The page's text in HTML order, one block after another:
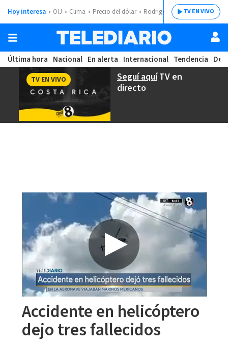
Hoy interesa OIJ Clima Precio del dólar Rodrigo ChavesTV EN VIVO
Última hora Nacional En alerta Internacional Tendencia
Seguí aquíTV en
directo
TV EN VIVO
Accidente en helicóptero
dejo tres fallecidos